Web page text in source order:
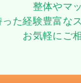
整体やマ
た経験豊富な
お気軽にご